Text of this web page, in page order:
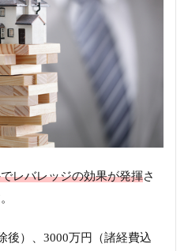
レバレッジの効果が発揮さ
後）、3000万円（諸経費込